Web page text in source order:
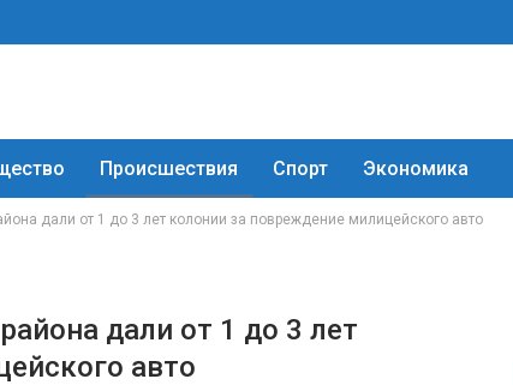
Происшествия Спорт Экономика
дали от 1 до 3 лет колонии за повреждение милицейского авто
дали от 1 до 3 лет
авто